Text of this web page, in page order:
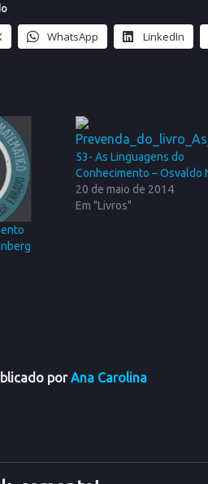
WhatsApp LinkedIn
53- As Linguagens do
Conhecimento – Osvaldo
20 de maio de 2014
Em "Livros"
porAna Carolina